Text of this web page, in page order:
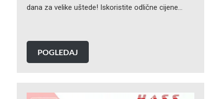
dana za velike uštede! Iskoristite odlične cijene…
POGLEDAJ